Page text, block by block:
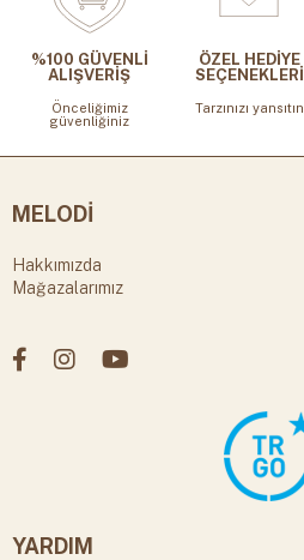
%100 GÜVENLİ
ALIŞVERİŞ
Önceliğimiz
güvenliğiniz
ÖZEL HEDİYE
SEÇENEKLERİ
Tarzınızı yansıtın
MELODİ
Hakkımızda
Mağazalarımız
YARDIM